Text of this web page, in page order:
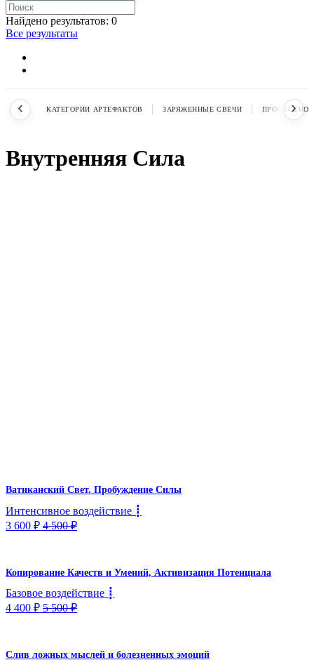
Найдено результатов: 0
Все результаты
‹ КАТЕГОРИИ АРТЕФАКТОВ ЗАРЯЖЕННЫЕ СВЕЧИ ›
Внутренняя Сила
Ватиканский Свет. Пробуждение Силы
Интенсивное воздействие ┋
3 600 ₽ 4 500₽
Копирование Качеств и Умений, Активизация Потенциала
Базовое воздействие ┋
4 400 ₽ 5 500₽
Слив ложных мыслей и болезненных эмоций